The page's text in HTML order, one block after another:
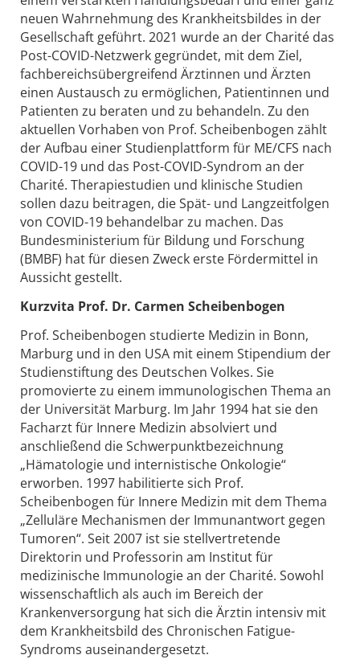
neuen Wahrnehmung des Krankheitsbildes in der
Gesellschaft geführt. 2021 wurde an der Charité das
Post-COVID-Netzwerk gegründet, mit dem Ziel,
fachbereichsübergreifend Ärztinnen und Ärzten
einen Austausch zu ermöglichen, Patientinnen und
Patienten zu beraten und zu behandeln. Zu den
aktuellen Vorhaben von Prof. Scheibenbogen zählt
der Aufbau einer Studienplattform für ME/CFS nach
COVID-19 und das Post-COVID-Syndrom an der
Charité. Therapiestudien und klinische Studien
sollen dazu beitragen, die Spät- und Langzeitfolgen
von COVID-19 behandelbar zu machen. Das
Bundesministerium für Bildung und Forschung
(BMBF) hat für diesen Zweck erste Fördermittel in
Aussicht gestellt.
Kurzvita Prof. Dr. Carmen Scheibenbogen
Prof. Scheibenbogen studierte Medizin in Bonn,
Marburg und in den USA mit einem Stipendium der
Studienstiftung des Deutschen Volkes. Sie
promovierte zu einem immunologischen Thema an
der Universität Marburg. Im Jahr 1994 hat sie den
Facharzt für Innere Medizin absolviert und
anschließend die Schwerpunktbezeichnung
„Hämatologie und internistische Onkologie“
erworben. 1997 habilitierte sich Prof.
Scheibenbogen für Innere Medizin mit dem Thema
„Zelluläre Mechanismen der Immunantwort gegen
Tumoren“. Seit 2007 ist sie stellvertretende
Direktorin und Professorin am Institut für
medizinische Immunologie an der Charité. Sowohl
wissenschaftlich als auch im Bereich der
Krankenversorgung hat sich die Ärztin intensiv mit
dem Krankheitsbild des Chronischen Fatigue-
Syndroms auseinandergesetzt.